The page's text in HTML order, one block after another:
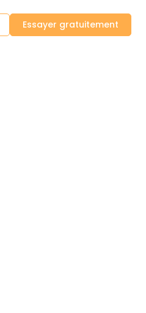
Essayer gratuitement
dispositif minimal pour les